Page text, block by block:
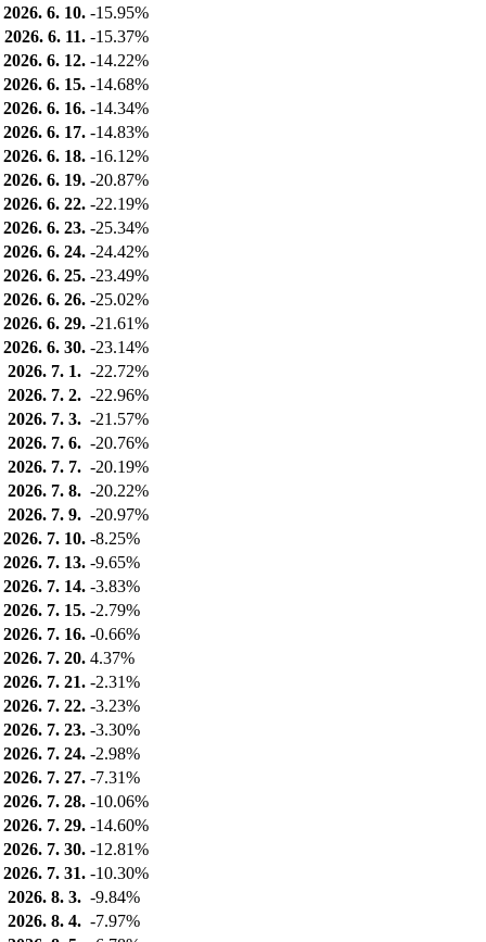
2026. 6. 10. -15.95%
2026. 6. 11. -15.37%
2026. 6. 12. -14.22%
2026. 6. 15. -14.68%
2026. 6. 16. -14.34%
2026. 6. 17. -14.83%
2026. 6. 18. -16.12%
2026. 6. 19. -20.87%
2026. 6. 22. -22.19%
2026. 6. 23. -25.34%
2026. 6. 24. -24.42%
2026. 6. 25. -23.49%
2026. 6. 26. -25.02%
2026. 6. 29. -21.61%
2026. 6. 30. -23.14%
2026. 7. 1. -22.72%
2026. 7. 2. -22.96%
2026. 7. 3. -21.57%
2026. 7. 6. -20.76%
2026. 7. 7. -20.19%
2026. 7. 8. -20.22%
2026. 7. 9. -20.97%
2026. 7. 10. -8.25%
2026. 7. 13. -9.65%
2026. 7. 14. -3.83%
2026. 7. 15. -2.79%
2026. 7. 16. -0.66%
2026. 7. 20. 4.37%
2026. 7. 21. -2.31%
2026. 7. 22. -3.23%
2026. 7. 23. -3.30%
2026. 7. 24. -2.98%
2026. 7. 27. -7.31%
2026. 7. 28. -10.06%
2026. 7. 29. -14.60%
2026. 7. 30. -12.81%
2026. 7. 31. -10.30%
2026. 8. 3. -9.84%
2026. 8. 4. -7.97%